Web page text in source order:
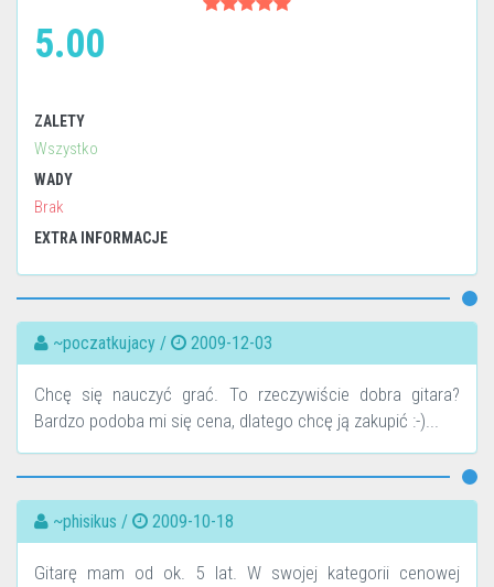
5.00
ZALETY
Wszystko
WADY
Brak
EXTRA INFORMACJE
~poczatkujacy / 2009-12-03
Chcę się nauczyć grać. To rzeczywiście dobra gitara?
Bardzo podoba mi się cena, dlatego chcę ją zakupić :-)...
~phisikus / 2009-10-18
Gitarę mam od ok. 5 lat. W swojej kategorii cenowej